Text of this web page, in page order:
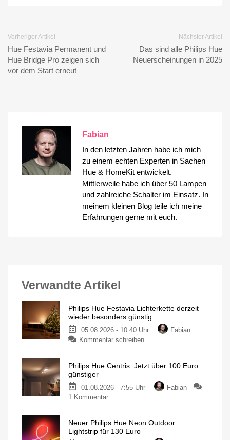
Vorheriger Artikel
Hue Festavia Permanent und
Hue Bridge Pro zeigen sich
vor dem Start erneut
Nächster Artikel
Das sind alle Philips Hue
Neuerscheinungen in 2025
Fabian
In den letzten Jahren habe ich mich
zu einem echten Experten in Sachen
Hue & HomeKit entwickelt.
Mittlerweile habe ich über 50 Lampen
und zahlreiche Schalter im Einsatz. In
meinem kleinen Blog teile ich meine
Erfahrungen gerne mit euch.
Verwandte Artikel
Philips Hue Festavia Lichterkette derzeit
wieder besonders günstig
05.08.2026 - 10:40 Uhr
Fabian
Kommentar schreibenzu
Festavia
derzeit
Philips Hue Centris: Jetzt über 100 Euro
günstiger
01.08.2026 - 7:55 Uhr
Fabian
1 Kommentarzu
Centris:
Jetzt
Neuer Philips Hue Neon Outdoor
Lightstrip für 130 Euro